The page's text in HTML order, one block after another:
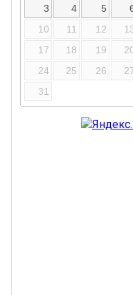
3
4 5
10
11 12
17
18 19
24
25 26
31